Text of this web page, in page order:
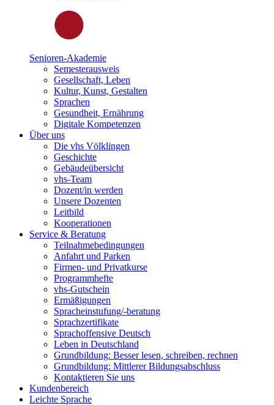
Senioren-Akademie
Semesterausweis
Gesellschaft, Leben
Kultur, Kunst, Gestalten
Sprachen
Gesundheit, Ernährung
Digitale Kompetenzen
Über uns
Die vhs Völklingen
Geschichte
Gebäudeübersicht
vhs-Team
Dozent/in werden
Unsere Dozenten
Leitbild
Kooperationen
Service & Beratung
Teilnahmebedingungen
Anfahrt und Parken
Firmen- und Privatkurse
Programmhefte
vhs-Gutschein
Ermäßigungen
Spracheinstufung/-beratung
Sprachzertifikate
Sprachoffensive Deutsch
Leben in Deutschland
Grundbildung: Besser lesen, schreiben, rechnen
Grundbildung: Mittlerer Bildungsabschluss
Kontaktieren Sie uns
Kundenbereich
Leichte Sprache